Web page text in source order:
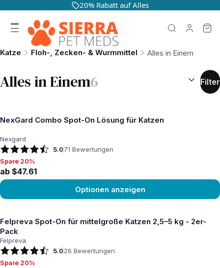
20% Rabatt auf Alles
Katze Floh-, Zecken- & Wurmmittel Alles in Einem
Alles in Einem6 Filter
NexGard Combo Spot-On Lösung für Katzen
Nexgard
5.071 Bewertungen
Spare 20%, ab $47.61
Spare 20%
ab $47.61
Optionen anzeigen
Felpreva Spot-On für mittelgroße Katzen 2,5–5 kg - 2er-
Pack
Felpreva
5.026 Bewertungen
Spare 20%, $81.87
Spare 20%